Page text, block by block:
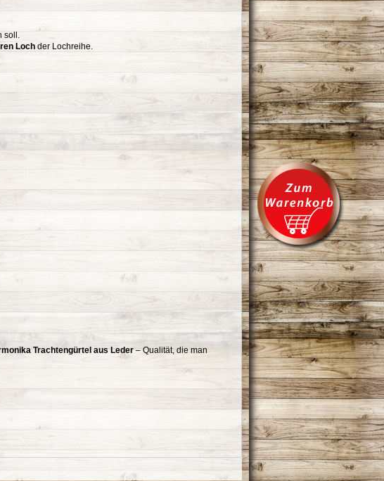
soll.
Loch der Lochreihe.
Trachtengürtel aus Leder– Qualität, die man